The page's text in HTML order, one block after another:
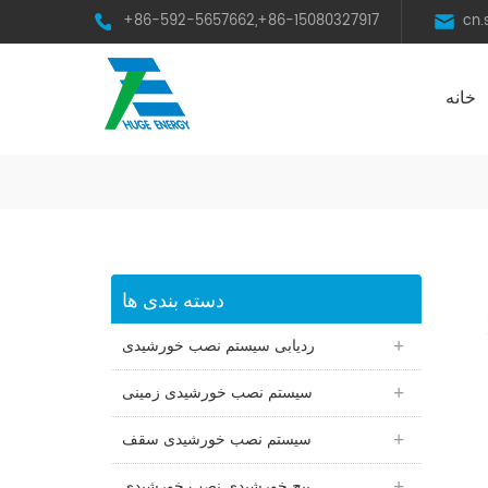
+86-592-5657662,+86-15080327917
خانه
دسته بندی ها
ردیابی سیستم نصب خورشیدی
سیستم نصب خورشیدی زمینی
سیستم نصب خورشیدی سقف